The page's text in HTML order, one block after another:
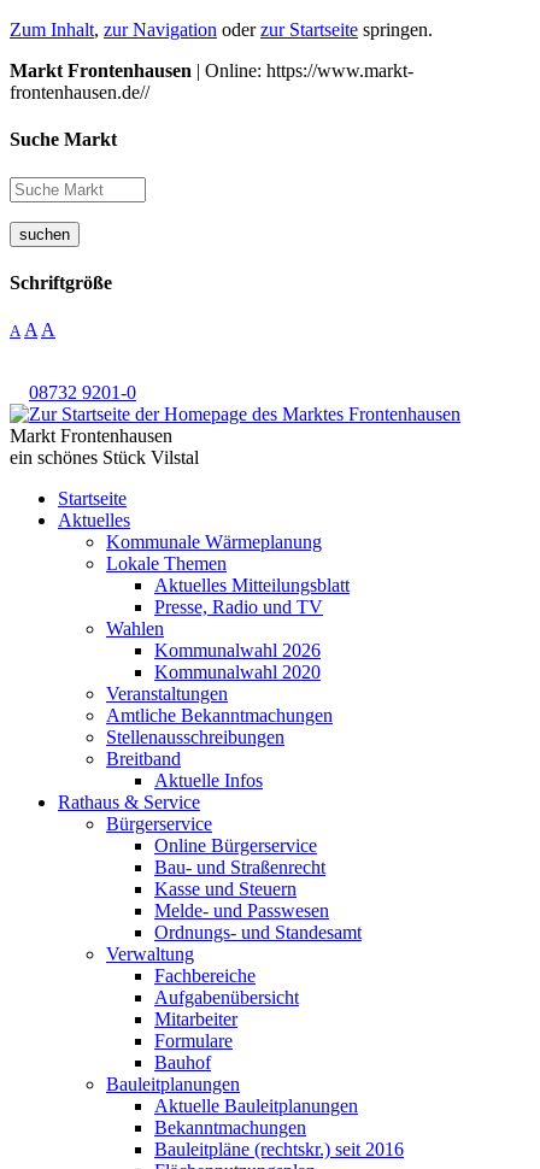
Zum Inhalt, zur Navigation oderzur Startseite springen.
Markt Frontenhausen | Online: https://www.markt-
frontenhausen.de//
Suche Markt
suchen
Schriftgröße
A A A
08732 9201-0
Markt Frontenhausen
ein schönes Stück Vilstal
Startseite
Aktuelles
Kommunale Wärmeplanung
Lokale Themen
Aktuelles Mitteilungsblatt
Presse, Radio und TV
Wahlen
Kommunalwahl 2026
Kommunalwahl 2020
Veranstaltungen
Amtliche Bekanntmachungen
Stellenausschreibungen
Breitband
Aktuelle Infos
Rathaus & Service
Bürgerservice
Online Bürgerservice
Bau- und Straßenrecht
Kasse und Steuern
Melde- und Passwesen
Ordnungs- und Standesamt
Verwaltung
Fachbereiche
Aufgabenübersicht
Mitarbeiter
Formulare
Bauhof
Bauleitplanungen
Aktuelle Bauleitplanungen
Bekanntmachungen
Bauleitpläne (rechtskr.) seit 2016